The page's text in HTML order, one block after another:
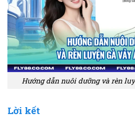
Hướng dẫn nuôi dưỡng và rèn
Lời kết